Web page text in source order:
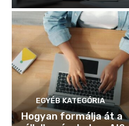
EGYÉB KATEGÓRIA
Hogyan formálja át a